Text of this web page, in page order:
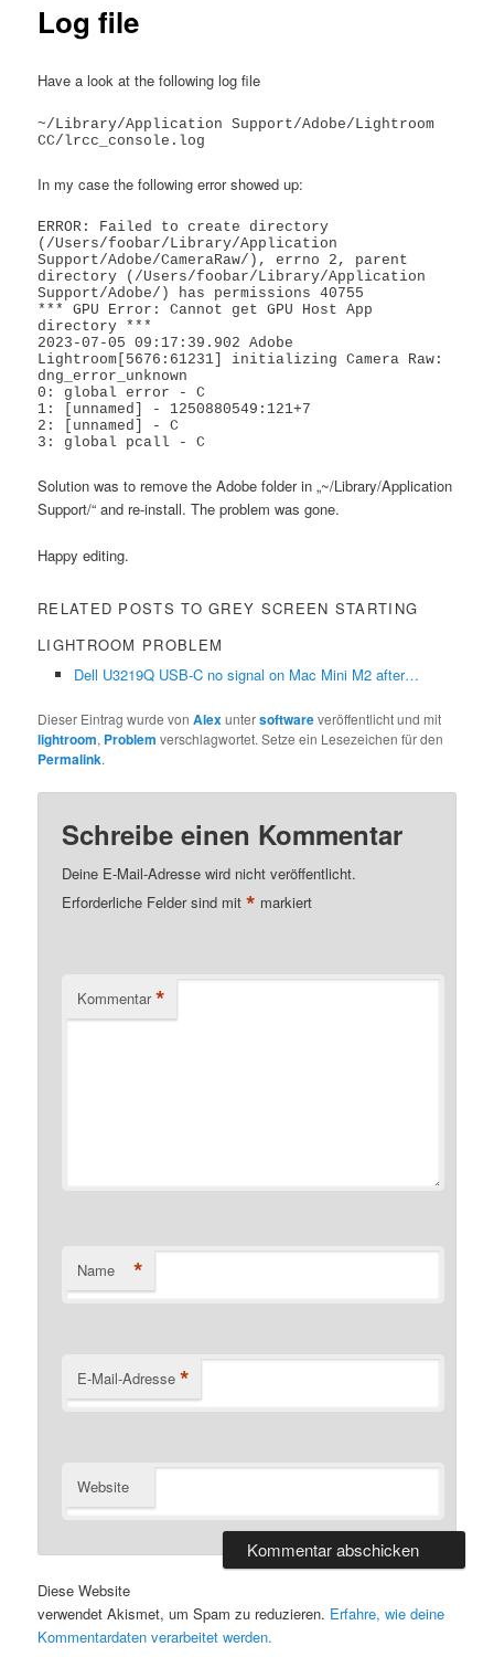
Log file
Have a look at the following log file
~/Library/Application Support/Adobe/Lightroom
CC/lrcc_console.log
In my case the following error showed up:
ERROR: Failed to create directory
(/Users/foobar/Library/Application
Support/Adobe/CameraRaw/), errno 2, parent
directory (/Users/foobar/Library/Application
Support/Adobe/) has permissions 40755
*** GPU Error: Cannot get GPU Host App
directory ***
2023-07-05 09:17:39.902 Adobe
Lightroom[5676:61231] initializing Camera Raw:
dng_error_unknown
0: global error - C
1: [unnamed] - 1250880549:121+7
2: [unnamed] - C
3: global pcall - C
Solution was to remove the Adobe folder in „~/Library/Application
Support/“ and re-install. The problem was gone.
Happy editing.
RELATED POSTS TO GREY SCREEN STARTING
LIGHTROOM PROBLEM
Dell U3219Q USB-C no signal on Mac Mini M2 after…
Dieser Eintrag wurde vonAlexuntersoftwareveröffentlicht und mit
lightroom, Problem verschlagwortet. Setze ein Lesezeichen für den
Permalink.
Schreibe einen Kommentar
Deine E-Mail-Adresse wird nicht veröffentlicht.
Erforderliche Felder sind mit* markiert
Kommentar *
Name *
E-Mail-Adresse *
Website
Diese Website
verwendet Akismet, um Spam zu reduzieren. Erfahre, wie deine
Kommentardaten verarbeitet werden.